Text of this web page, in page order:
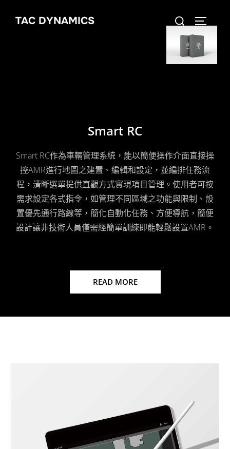
TAC DYNAMICS
Smart RC
Smart RC作為車輛管理系統，能以簡便操作介面直接操
控AMR進行地圖之建置、編輯和設定，並編排任務流
程，清晰選單提供直觀方式實現項目管理。使用者可按
需求設定各式指令，如管理不同區域之功能與限制、設
置優先通行路線等，簡化自動化任務、方便導航，簡便
設計讓非技術人員僅需經簡單訓練即能輕鬆設置AMR。
READ MORE